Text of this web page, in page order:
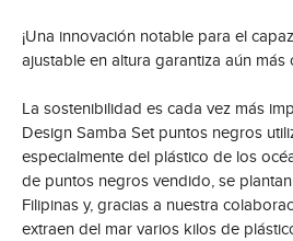
¡Una innovación notable para el
ajustable en altura garantiza aún
La sostenibilidad es cada vez más
Design Samba Set puntos negros
especialmente del plástico de los
de puntos negros vendido, se
Filipinas y, gracias a nuestra
extraen del mar varios kilos de